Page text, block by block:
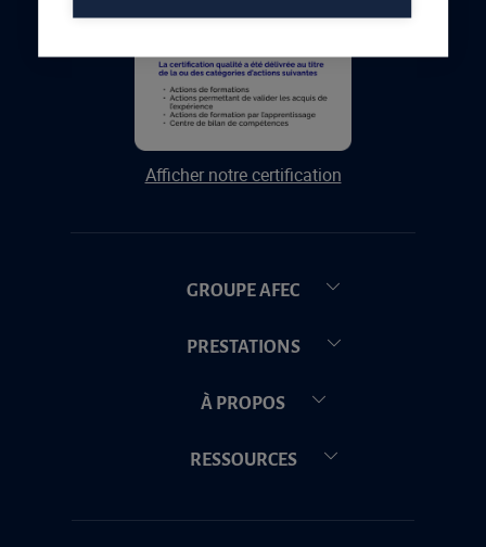
Afficher notre certification
GROUPE AFEC
PRESTATIONS
À PROPOS
RESSOURCES